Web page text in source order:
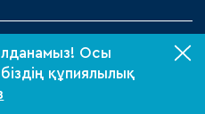
Осы
құпиялылық